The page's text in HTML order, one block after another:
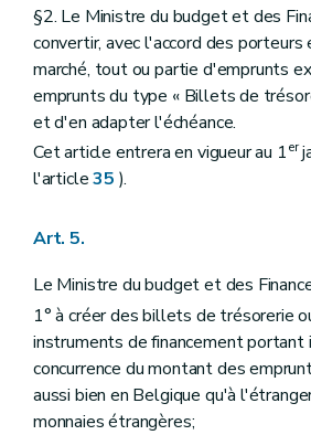
§2. Le Ministre du budget et des
convertir, avec l'accord des porteurs
marché, tout ou partie d'emprunts
emprunts du type « Billets de
et d'en adapter l'échéance.
Cet article entrera en vigueur au 1er
l'article35 ).
Art. 5.
Le Ministre du budget et des
1° à créer des billets de trésorerie
instruments de financement portant
concurrence du montant des
aussi bien en Belgique qu'à
monnaies étrangères;